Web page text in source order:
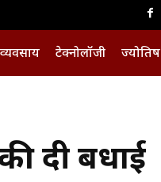
व्यवसाय टेक्नोलॉजी ज्योतिष
दी बधाई